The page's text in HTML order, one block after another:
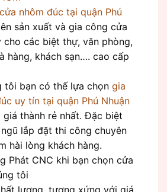
nhôm đúc tại quận Phú
sản xuất và gia công cửa
các biệt thự, văn phòng,
hàng, khách sạn…. cao cấp
bạn có thế lựa chọn gia
uy tín tại quận Phú Nhuận
thành rẻ nhất. Đặc biệt
lắp đặt thi công chuyên
hài lòng khách hàng.
Phát CNC khi bạn chọn cửa
tôi
lượng, tương xứng với giá